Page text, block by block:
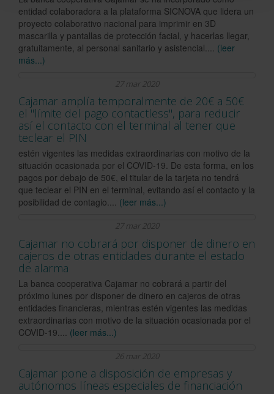
entidad colaboradora a la plataforma SICNOVA que lidera un
proyecto colaborativo nacional para imprimir en 3D
mascarilla y pantallas de protección facial, y hacerlas llegar,
gratuitamente, al personal sanitario y asistencial.... (leer
más...)
27 mar 2020
Cajamar amplía temporalmente de 20€ a 50€
el "límite del pago contactless", para reducir
así el contacto con el terminal al tener que
teclear el PIN
estén vigentes las medidas extraordinarias con motivo de la
situación ocasionada por el COVID-19. De esta forma, en los
pagos por debajo de 50€, el titular de la tarjeta no tendrá
que teclear el PIN en el terminal, evitando así el contacto y la
posibilidad de contagio.... (leer más...)
27 mar 2020
Cajamar no cobrará por disponer de dinero en
cajeros de otras entidades durante el estado
de alarma
La banca cooperativa Cajamar no cobrará a partir del
próximo lunes por disponer de dinero en cajeros de otras
entidades financieras, mientras estén vigentes las medidas
extraordinarias con motivo de la situación ocasionada por el
COVID-19.... (leer más...)
26 mar 2020
Cajamar pone a disposición de empresas y
autónomos líneas especiales de financiación